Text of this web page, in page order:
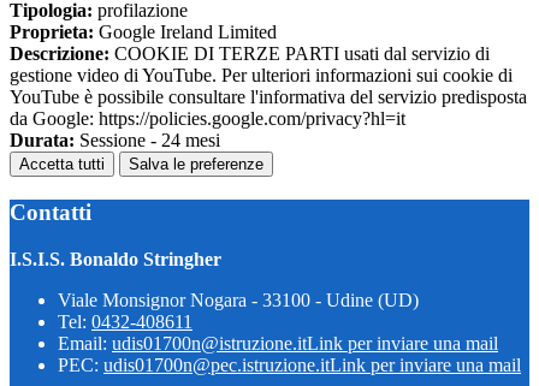
Tipologia: profilazione
Proprieta: Google Ireland Limited
Descrizione: COOKIE DI TERZE PARTI usati dal servizio di
gestione video di YouTube. Per ulteriori informazioni sui cookie di
YouTube è possibile consultare l'informativa del servizio predisposta
da Google: https://policies.google.com/privacy?hl=it
Durata: Sessione - 24 mesi
Accetta tutti Salva le preferenze
Contatti
I.S.I.S. Bonaldo Stringher
Viale Monsignor Nogara - 33100 - Udine (UD)
Tel: 0432-408611
Email: udis01700n@istruzione.itLink per inviare una mail
PEC: udis01700n@pec.istruzione.itLink per inviare una mail